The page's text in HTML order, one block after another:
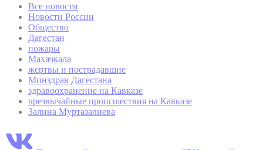
Все новости
Новости России
Общество
Дагестан
пожары
Махачкала
жертвы и пострадавшие
Минздрав Дагестана
здравоохранение на Кавказе
чрезвычайные происшествия на Кавказе
Залина Муртазалиева